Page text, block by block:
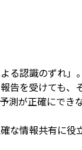
る認識のずれ」。
告を受けても、
測が正確にでき
情報共有に役